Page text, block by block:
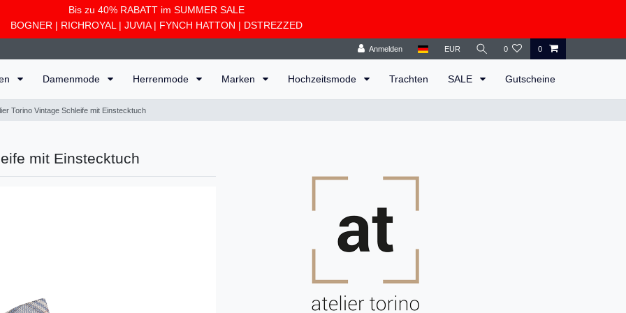
Bis zu 40% RABATT im SUMMER SALE
BOGNER | RICHROYAL | JUVIA| FYNCH HATTON | DSTREZZED
Anmelden EUR 0 0
Damenmode Herrenmode Marken Hochzeitsmode Trachten SALE Gutscheine
Torino Vintage Schleife mit Einstecktuch
mit Einstecktuch